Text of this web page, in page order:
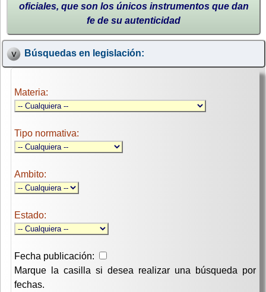
oficiales, que son los únicos instrumentos que dan
fe de su autenticidad
Búsquedas en legislación:
Materia:
Tipo normativa:
Ambito:
Estado:
Fecha publicación:
Marque la casilla si desea realizar una búsqueda por
fechas.